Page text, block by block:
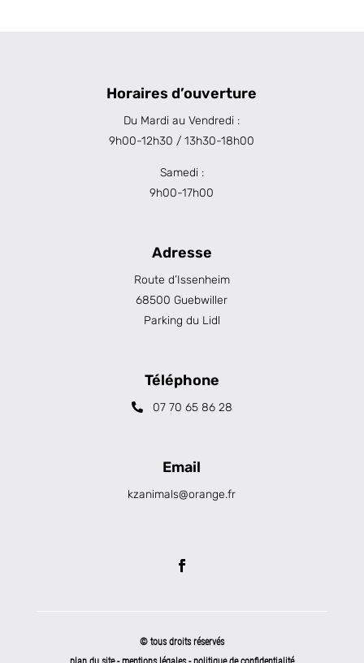
Horaires d’ouverture
Du Mardi au Vendredi :
9h00-12h30 / 13h30-18h00
Samedi :
9h00-17h00
Adresse
Route d’Issenheim
68500 Guebwiller
Parking du Lidl
Téléphone
07 70 65 86 28
Email
kzanimals@orange.fr
© tous droits réservés